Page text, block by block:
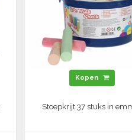
Kopen
Stoepkrijt 37 stuks in